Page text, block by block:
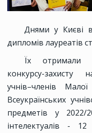
Днями у Києві
дипломів лауреатів
Їх отримали
конкурсу-захисту
учнів–членів
Всеукраїнських
предметів у
інтелектуалів -